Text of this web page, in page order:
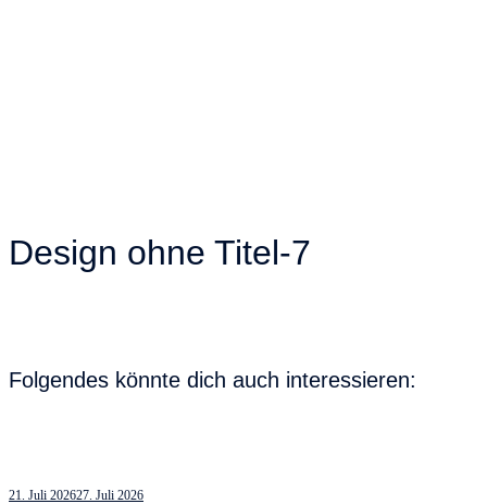
Design ohne Titel-7
Folgendes könnte dich auch interessieren:
21. Juli 202627. Juli 2026